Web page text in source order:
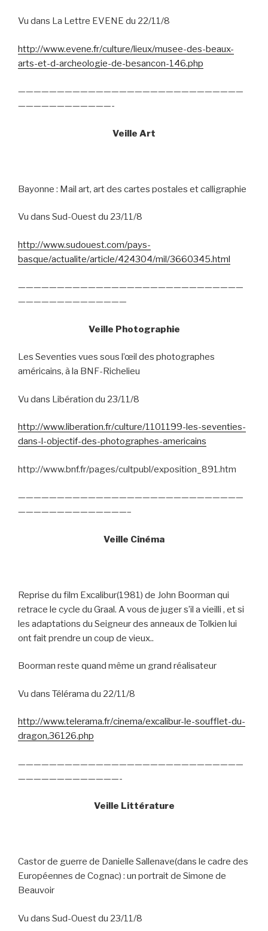
Vu dans La Lettre EVENE du 22/11/8
http://www.evene.fr/culture/lieux/musee-des-beaux-
arts-et-d-archeologie-de-besancon-146.php
—————————————————————————————
————————————-
Veille Art
Bayonne : Mail art, art des cartes postales et calligraphie
Vu dans Sud-Ouest du 23/11/8
http://www.sudouest.com/pays-
basque/actualite/article/424304/mil/3660345.html
—————————————————————————————
——————————————
Veille Photographie
Les Seventies vues sous l’œil des photographes
américains, à la BNF-Richelieu
Vu dans Libération du 23/11/8
http://www.liberation.fr/culture/1101199-les-seventies-
dans-l-objectif-des-photographes-americains
http://www.bnf.fr/pages/cultpubl/exposition_891.htm
—————————————————————————————
——————————————–
Veille Cinéma
Reprise du film Excalibur(1981) de John Boorman qui
retrace le cycle du Graal. A vous de juger s’il a vieilli , et si
les adaptations du Seigneur des anneaux de Tolkien lui
ont fait prendre un coup de vieux..
Boorman reste quand même un grand réalisateur
Vu dans Télérama du 22/11/8
http://www.telerama.fr/cinema/excalibur-le-soufflet-du-
dragon,36126.php
—————————————————————————————
—————————————-
Veille Littérature
Castor de guerre de Danielle Sallenave(dans le cadre des
Européennes de Cognac) : un portrait de Simone de
Beauvoir
Vu dans Sud-Ouest du 23/11/8